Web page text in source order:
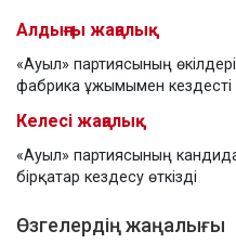
Алдыңғы жаңалық
«Ауыл» партиясының
фабрика ұжымымен кездесті
Келесі жаңалық
«Ауыл» партиясының
бірқатар кездесу өткізді